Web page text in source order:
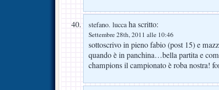
stefano. luccaha scritto:
Settembre 28th, 2011 alle 10:46
sottoscrivo in pieno fabio (post 15) e
quando è in panchina…bella partita e
champions il campionato è roba nostra!